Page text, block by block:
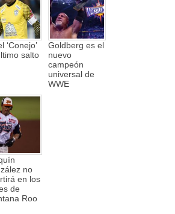
‘Conejo’
salto
Goldberg es el
nuevo
campeón
universal de
WWE
no
en los
de
Roo